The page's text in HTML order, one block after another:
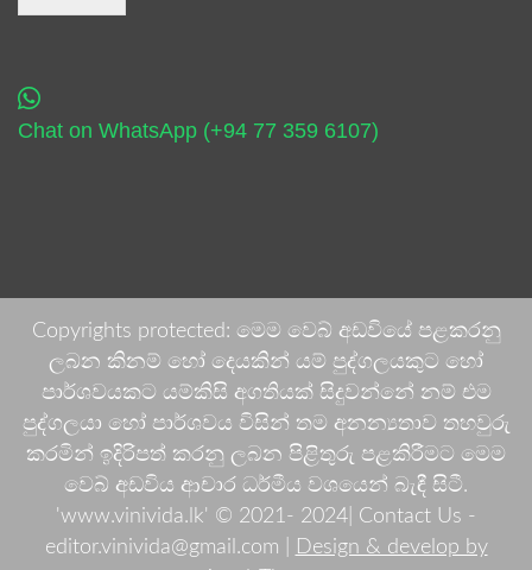
Chat on WhatsApp (+94 77 359 6107)
Copyrights protected: මෙම වෙබ් අඩවියේ පළකරනු
ලබන කිනම් හෝ දෙයකින් යම් පුද්ගලයකුට හෝ
පාර්ශවයකට යම්කිසි අගතියක් සිදුවන්නේ නම් එම
පුද්ගලයා හෝ පාර්ශවය විසින් තම අනන්‍යතාව තහවුරු
කරමින් ඉදිරිපත් කරනු ලබන පිළිතුරු පළකිරීමට මෙම
වෙබ් අඩවිය ආචාර ධර්මීය වශයෙන් බැඳී සිටී.
'www.vinivida.lk' © 2021- 2024| Contact Us -
editor.vinivida@gmail.com |
Design & develop by